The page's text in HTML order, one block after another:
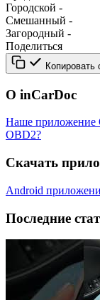
Городской -
Смешанный -
Загородный -
Поделиться
Копировать
О inCarDoc
Наше приложение
OBD2?
Скачать
Android
Последние